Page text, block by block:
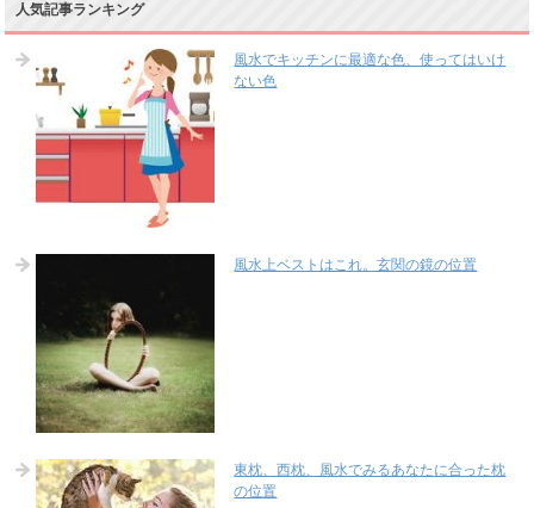
人気記事ランキング
風水でキッチンに最適な色、使ってはいけ
ない色
風水上ベストはこれ。玄関の鏡の位置
東枕、西枕、風水でみるあなたに合った枕
の位置